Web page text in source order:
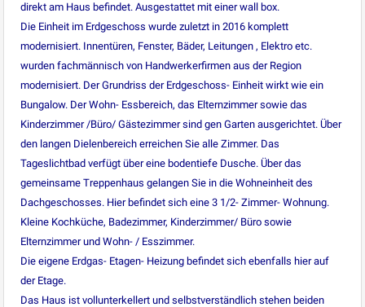
direkt am Haus befindet. Ausgestattet mit einer wall box.
Die Einheit im Erdgeschoss wurde zuletzt in 2016 komplett
modernisiert. Innentüren, Fenster, Bäder, Leitungen , Elektro etc.
wurden fachmännisch von Handwerkerfirmen aus der Region
modernisiert. Der Grundriss der Erdgeschoss- Einheit wirkt wie ein
Bungalow. Der Wohn- Essbereich, das Elternzimmer sowie das
Kinderzimmer /Büro/ Gästezimmer sind gen Garten ausgerichtet. Über
den langen Dielenbereich erreichen Sie alle Zimmer. Das
Tageslichtbad verfügt über eine bodentiefe Dusche. Über das
gemeinsame Treppenhaus gelangen Sie in die Wohneinheit des
Dachgeschosses. Hier befindet sich eine 3 1/2- Zimmer- Wohnung.
Kleine Kochküche, Badezimmer, Kinderzimmer/ Büro sowie
Elternzimmer und Wohn- / Esszimmer.
Die eigene Erdgas- Etagen- Heizung befindet sich ebenfalls hier auf
der Etage.
Das Haus ist vollunterkellert und selbstverständlich stehen beiden